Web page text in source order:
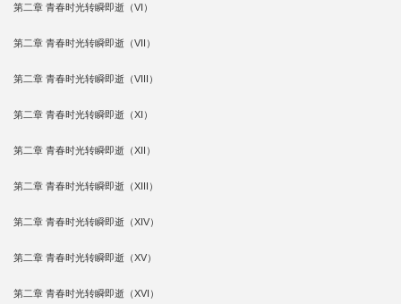
第二章 青春时光转瞬即逝（VI）
第二章 青春时光转瞬即逝（VII）
第二章 青春时光转瞬即逝（VIII）
第二章 青春时光转瞬即逝（XI）
第二章 青春时光转瞬即逝（XII）
第二章 青春时光转瞬即逝（XIII）
第二章 青春时光转瞬即逝（XIV）
第二章 青春时光转瞬即逝（XV）
第二章 青春时光转瞬即逝（XVI）